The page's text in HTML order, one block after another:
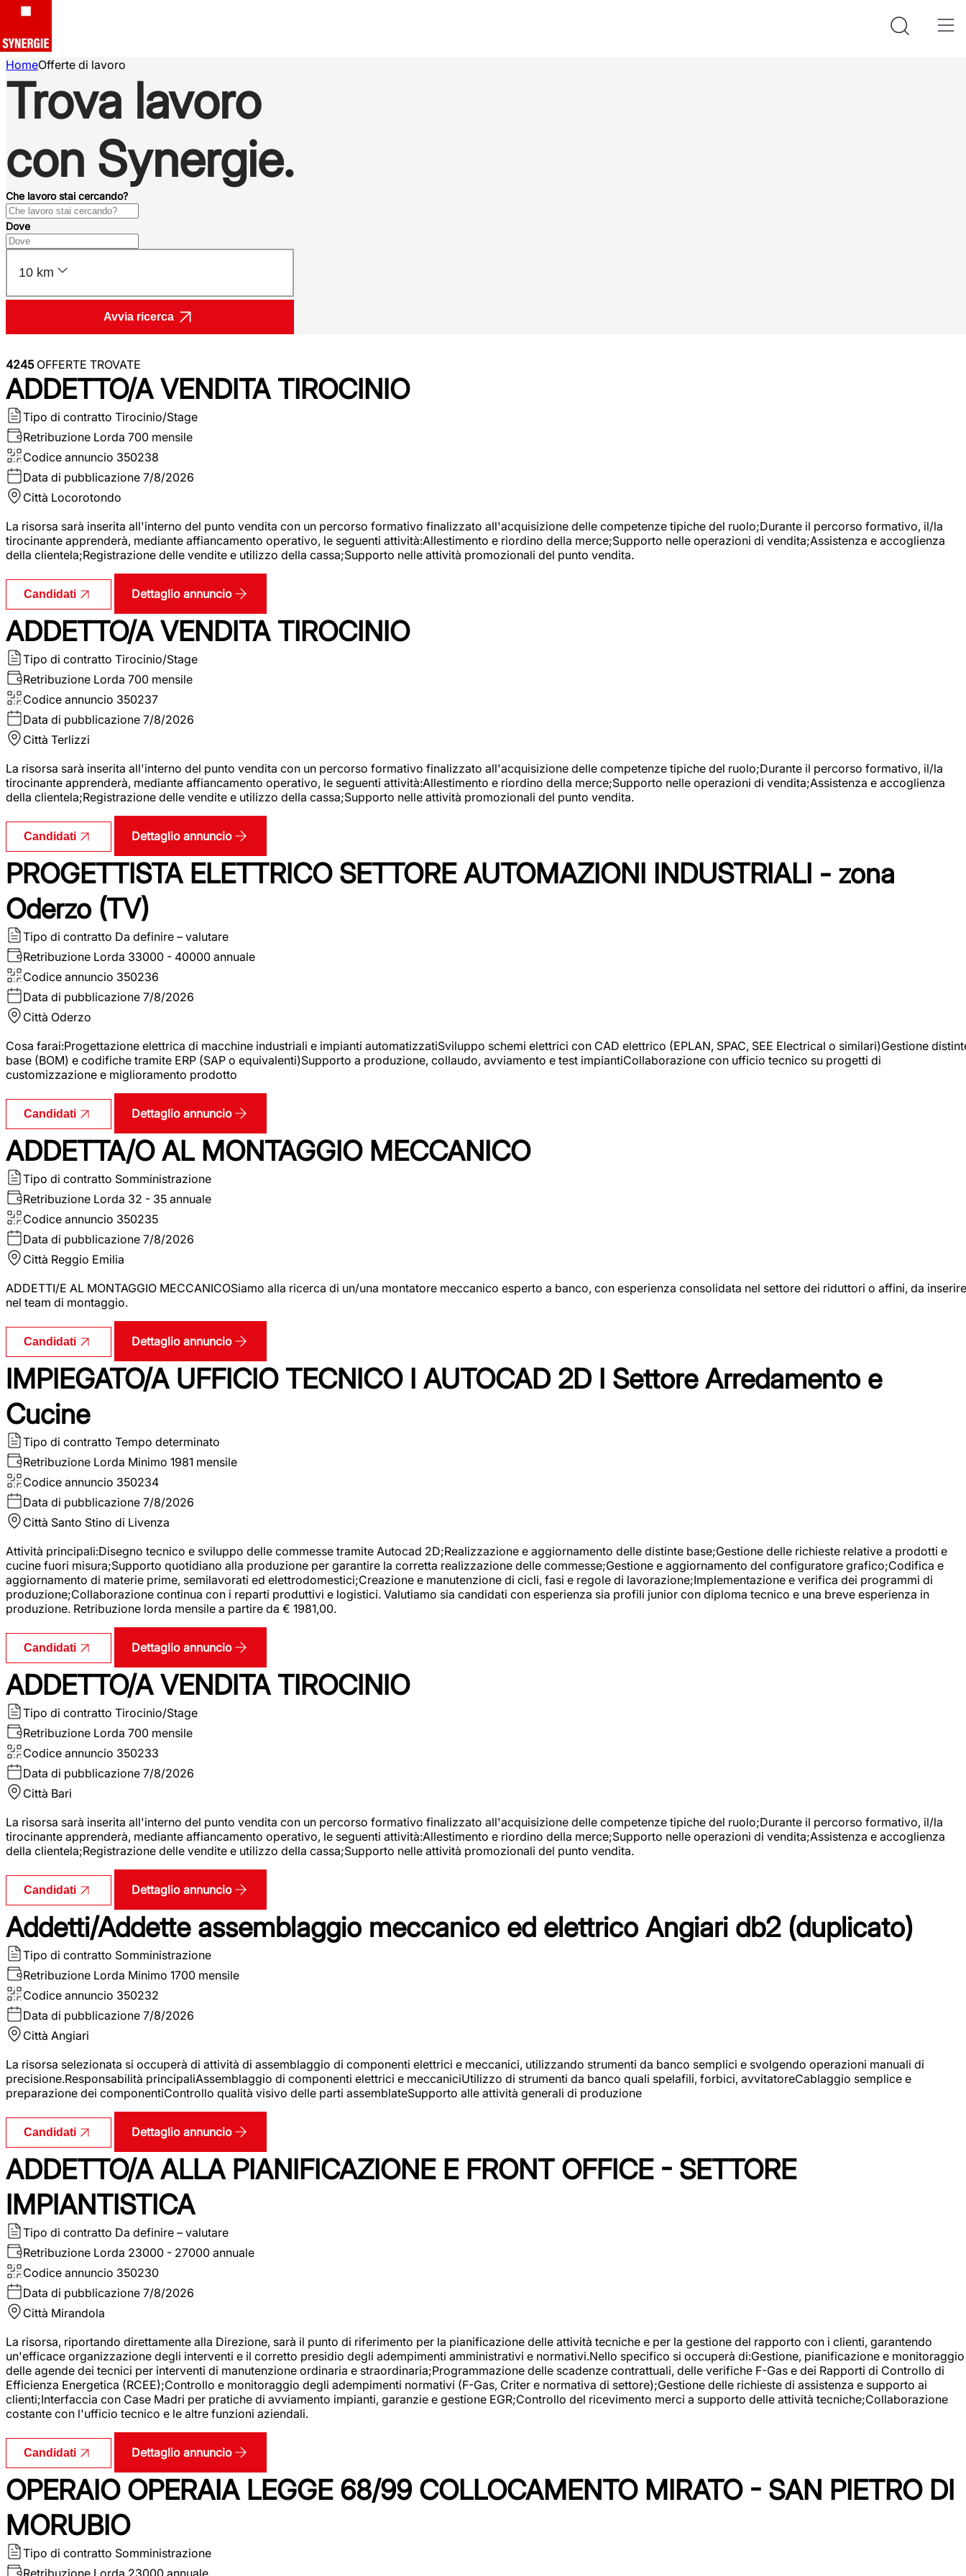
HomeOfferte di lavoro
Trova lavoro
con Synergie.
Che lavoro stai cercando?
Dove
10 km
Avvia ricerca
4245OFFERTE TROVATE
ADDETTO/A VENDITA TIROCINIO
Tipo di contratto Tirocinio/Stage
Retribuzione Lorda 700 mensile
Codice annuncio 350238
Data di pubblicazione 7/8/2026
Città Locorotondo
La risorsa sarà inserita all'interno del punto vendita con un percorso formativo finalizzato all'acquisizione delle competenze tipiche del ruolo;Durante il percorso formativo, il/la
tirocinante apprenderà, mediante affiancamento operativo, le seguenti attività:Allestimento e riordino della merce;Supporto nelle operazioni di vendita;Assistenza e accoglienza
della clientela;Registrazione delle vendite e utilizzo della cassa;Supporto nelle attività promozionali del punto vendita.
Candidati Dettaglio annuncio
ADDETTO/A VENDITA TIROCINIO
Tipo di contratto Tirocinio/Stage
Retribuzione Lorda 700 mensile
Codice annuncio 350237
Data di pubblicazione 7/8/2026
Città Terlizzi
La risorsa sarà inserita all'interno del punto vendita con un percorso formativo finalizzato all'acquisizione delle competenze tipiche del ruolo;Durante il percorso formativo, il/la
tirocinante apprenderà, mediante affiancamento operativo, le seguenti attività:Allestimento e riordino della merce;Supporto nelle operazioni di vendita;Assistenza e accoglienza
della clientela;Registrazione delle vendite e utilizzo della cassa;Supporto nelle attività promozionali del punto vendita.
Candidati Dettaglio annuncio
PROGETTISTA ELETTRICO SETTORE AUTOMAZIONI INDUSTRIALI - zona
Oderzo (TV)
Tipo di contratto Da definire – valutare
Retribuzione Lorda 33000 - 40000 annuale
Codice annuncio 350236
Data di pubblicazione 7/8/2026
Città Oderzo
Cosa farai:Progettazione elettrica di macchine industriali e impianti automatizzatiSviluppo schemi elettrici con CAD elettrico (EPLAN, SPAC, SEE Electrical o similari)Gestione
base (BOM) e codifiche tramite ERP (SAP o equivalenti)Supporto a produzione, collaudo, avviamento e test impiantiCollaborazione con ufficio tecnico su progetti di
customizzazione e miglioramento prodotto
Candidati Dettaglio annuncio
ADDETTA/O AL MONTAGGIO MECCANICO
Tipo di contratto Somministrazione
Retribuzione Lorda 32 - 35 annuale
Codice annuncio 350235
Data di pubblicazione 7/8/2026
Città Reggio Emilia
ADDETTI/E AL MONTAGGIO MECCANICOSiamo alla ricerca di un/una montatore meccanico esperto a banco, con esperienza consolidata nel settore dei riduttori o affini, da inserire
nel team di montaggio.
Candidati Dettaglio annuncio
IMPIEGATO/A UFFICIO TECNICO I AUTOCAD 2D I Settore Arredamento e
Cucine
Tipo di contratto Tempo determinato
Retribuzione Lorda Minimo 1981 mensile
Codice annuncio 350234
Data di pubblicazione 7/8/2026
Città Santo Stino di Livenza
Attività principali:Disegno tecnico e sviluppo delle commesse tramite Autocad 2D;Realizzazione e aggiornamento delle distinte base;Gestione delle richieste relative a prodotti e
cucine fuori misura;Supporto quotidiano alla produzione per garantire la corretta realizzazione delle commesse;Gestione e aggiornamento del configuratore grafico;Codifica e
aggiornamento di materie prime, semilavorati ed elettrodomestici;Creazione e manutenzione di cicli, fasi e regole di lavorazione;Implementazione e verifica dei programmi di
produzione;Collaborazione continua con i reparti produttivi e logistici. Valutiamo sia candidati con esperienza sia profili junior con diploma tecnico e una breve esperienza in
produzione. Retribuzione lorda mensile a partire da € 1981,00.
Candidati Dettaglio annuncio
ADDETTO/A VENDITA TIROCINIO
Tipo di contratto Tirocinio/Stage
Retribuzione Lorda 700 mensile
Codice annuncio 350233
Data di pubblicazione 7/8/2026
Città Bari
La risorsa sarà inserita all'interno del punto vendita con un percorso formativo finalizzato all'acquisizione delle competenze tipiche del ruolo;Durante il percorso formativo, il/la
tirocinante apprenderà, mediante affiancamento operativo, le seguenti attività:Allestimento e riordino della merce;Supporto nelle operazioni di vendita;Assistenza e accoglienza
della clientela;Registrazione delle vendite e utilizzo della cassa;Supporto nelle attività promozionali del punto vendita.
Candidati Dettaglio annuncio
Addetti/Addette assemblaggio meccanico ed elettrico Angiari db2 (duplicato)
Tipo di contratto Somministrazione
Retribuzione Lorda Minimo 1700 mensile
Codice annuncio 350232
Data di pubblicazione 7/8/2026
Città Angiari
La risorsa selezionata si occuperà di attività di assemblaggio di componenti elettrici e meccanici, utilizzando strumenti da banco semplici e svolgendo operazioni manuali di
precisione.Responsabilità principaliAssemblaggio di componenti elettrici e meccaniciUtilizzo di strumenti da banco quali spelafili, forbici, avvitatoreCablaggio semplice e
preparazione dei componentiControllo qualità visivo delle parti assemblateSupporto alle attività generali di produzione
Candidati Dettaglio annuncio
ADDETTO/A ALLA PIANIFICAZIONE E FRONT OFFICE - SETTORE
IMPIANTISTICA
Tipo di contratto Da definire – valutare
Retribuzione Lorda 23000 - 27000 annuale
Codice annuncio 350230
Data di pubblicazione 7/8/2026
Città Mirandola
La risorsa, riportando direttamente alla Direzione, sarà il punto di riferimento per la pianificazione delle attività tecniche e per la gestione del rapporto con i clienti, garantendo
un'efficace organizzazione degli interventi e il corretto presidio degli adempimenti amministrativi e normativi.Nello specifico si occuperà di:Gestione, pianificazione e monitoraggio
delle agende dei tecnici per interventi di manutenzione ordinaria e straordinaria;Programmazione delle scadenze contrattuali, delle verifiche F-Gas e dei Rapporti di Controllo di
Efficienza Energetica (RCEE);Controllo e monitoraggio degli adempimenti normativi (F-Gas, Criter e normativa di settore);Gestione delle richieste di assistenza e supporto ai
clienti;Interfaccia con Case Madri per pratiche di avviamento impianti, garanzie e gestione EGR;Controllo del ricevimento merci a supporto delle attività tecniche;Collaborazione
costante con l'ufficio tecnico e le altre funzioni aziendali.
Candidati Dettaglio annuncio
OPERAIO OPERAIA LEGGE 68/99 COLLOCAMENTO MIRATO - SAN PIETRO DI
MORUBIO
Tipo di contratto Somministrazione
Retribuzione Lorda 23000 annuale